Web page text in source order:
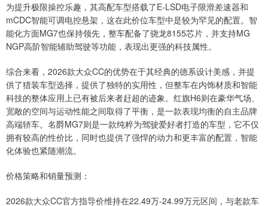
为提升极限操控乐趣，其高配车型搭载了E-LSD电子限滑差速器和
mCDC智能可调电控悬架，这在此价位车型中是较为罕见的配置。智
能化方面MG7也保持领先，整车配备了骁龙8155芯片，并支持MG
NGP高阶智能辅助驾驶等功能，表现出更强的科技属性。
综合来看，2026款大众CC的优势在于其经典的德系设计美感，并提
供了猎装车型选择，提供了独特的实用性，但整车在内饰材质和智能
科技的整体应用上已有被后来者赶超的迹象。红旗H6则在豪华气场、
宽敞的空间与运动性能之间取得了平衡，是一款表现均衡的自主品牌
高端轿车。名爵MG7则是一款纯粹为驾驶爱好者打造的车型，它不仅
拥有较高的性价比，同时也提供了强悍的动力和更丰富的配置，智能
化体验也紧随潮流。
价格策略和销量预测：
2026款大众CC官方指导价维持在22.49万-24.99万元区间，与老款车